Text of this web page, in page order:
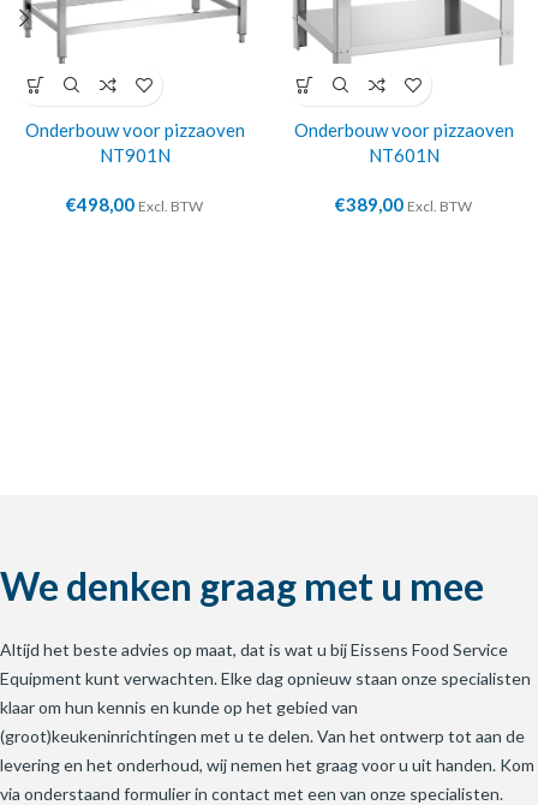
Onderbouw voor pizzaoven
NT901N
€498,00 Excl. BTW
Onderbouw voor pizzaoven
NT601N
€389,00 Excl. BTW
We denken graag met u mee
Altijd het beste advies op maat, dat is wat u bij Eissens Food Service
Equipment kunt verwachten. Elke dag opnieuw staan onze specialisten
klaar om hun kennis en kunde op het gebied van
(groot)keukeninrichtingen met u te delen. Van het ontwerp tot aan de
levering en het onderhoud, wij nemen het graag voor u uit handen. Kom
via onderstaand formulier in contact met een van onze specialisten.